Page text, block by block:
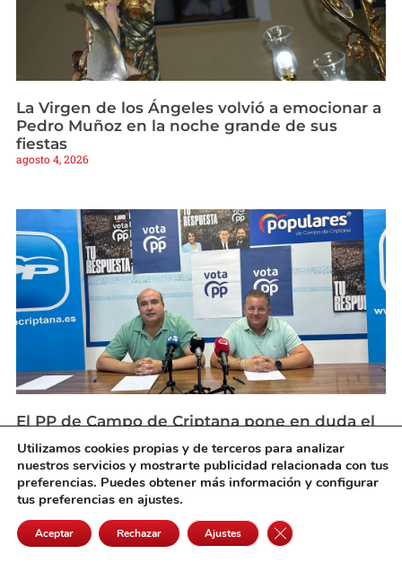
La Virgen de los Ángeles volvió a emocionar a
Pedro Muñoz en la noche grande de sus
fiestas
agosto 4, 2026
El PP de Campo de Criptana pone en duda el
superávit anunciado por el Ayuntamiento
agosto 4, 2026
Utilizamos cookies propias y de terceros para analizar
nuestros servicios y mostrarte publicidad relacionada con tus
preferencias. Puedes obtener más información y configurar
tus preferencias en ajustes.
Aceptar Rechazar Ajustes Cerrar el banner de